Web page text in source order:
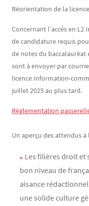
Réorientation de la
Concernant l’accès en
de candidature requis
de notes du
sont à envoyer par
licence Information-
juillet 2025 au plus tard.
Réglementation
Un aperçu des attendus
Les filières droit et
bon niveau de
aisance
une solide culture